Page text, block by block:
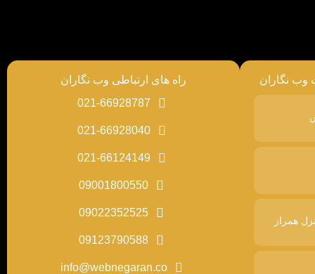
وب نگاران
همراز
راه های ارتباطی وب نگاران
021-66928787
021-66928040
021-66124149
09001800550
09022352525
09123790588
info@webnegaran.co